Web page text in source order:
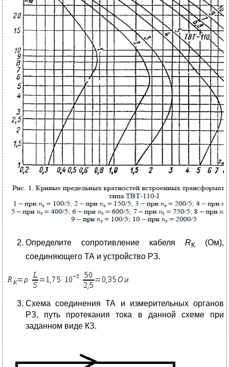
Определите сопротивление кабеля R К
(Ом),
соединяющего ТА и устройство РЗ.
Схема соединения ТА и измерительных органов
РЗ, путь протекания тока в данной схеме при
заданном виде КЗ.